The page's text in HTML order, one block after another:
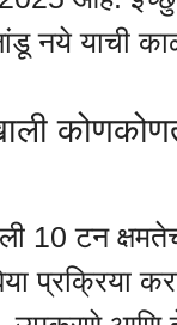
नये याची
10 टन
प्रक्रिया